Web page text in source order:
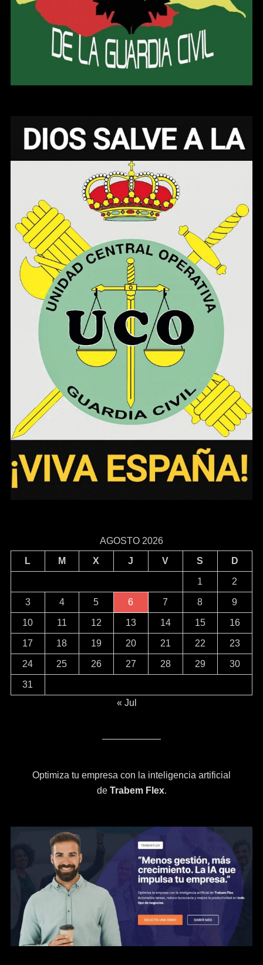
AGOSTO 2026
L
M X J V S D
1 2
3 4 5 6 7 8 9
10 11 12 13 14 15 16
17 18 19 20 21 22 23
24 25 26 27 28 29 30
31
« Jul
Optimiza tu empresa con la inteligencia artificial
de Trabem Flex.